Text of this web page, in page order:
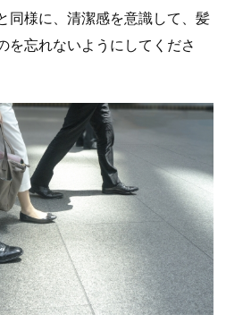
同様に、清潔感を意識して、髪
を忘れないようにしてくださ